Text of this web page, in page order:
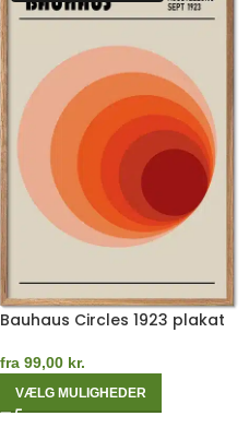
Bauhaus Circles 1923 plakat
fra 99,00 kr.
VÆLG MULIGHEDER